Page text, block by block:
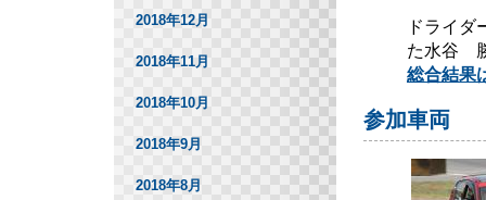
ドライ
た水谷
総合結果
参加車両
2018年12月
2018年11月
2018年10月
2018年9月
2018年8月